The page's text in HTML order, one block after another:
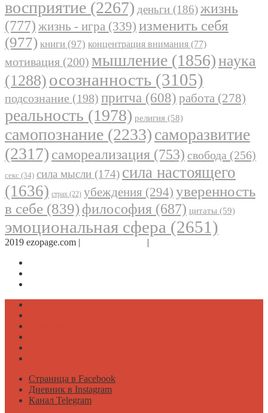
восприятие (2267) деньги (186)жизнь
(777) жизнь - игра (339) изменить себя
(977) книги (97) концентрация внимания (77)
мотивация (200) мышление (1856)наука
(1288) осознанность (3105)
подсознание (198) притча (608) работа (278)
реальность (1978) религия (58)
самопознание (2233)саморазвитие
(2317) самореализация (753) свобода (256)
секс (34) сила мысли (174) сила настоящего
(1636) страх (22) убеждения (294) уверенность
в себе (839) философия (687) цитаты (59)
эмоциональная сфера (2651)
2019 ezopage.com | |
Страница в Facebook
Дневник в Instagram
Канал Telegram